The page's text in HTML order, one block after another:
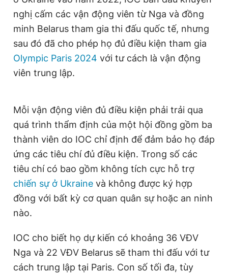
nghị cấm các vận động viên từ Nga và đồng
minh Belarus tham gia thi đấu quốc tế, nhưng
sau đó đã cho phép họ đủ điều kiện tham gia
Olympic Paris 2024 với tư cách là vận động
viên trung lập.
Mỗi vận động viên đủ điều kiện phải trải qua
quá trình thẩm định của một hội đồng gồm ba
thành viên do IOC chỉ định để đảm bảo họ đáp
ứng các tiêu chí đủ điều kiện. Trong số các
tiêu chí có bao gồm không tích cực hỗ trợ
chiến sự ở Ukraine và không được ký hợp
đồng với bất kỳ cơ quan quân sự hoặc an ninh
nào.
IOC cho biết họ dự kiến có khoảng 36 VĐV
Nga và 22 VĐV Belarus sẽ tham thi đấu với tư
cách trung lập tại Paris. Con số tối đa, tùy